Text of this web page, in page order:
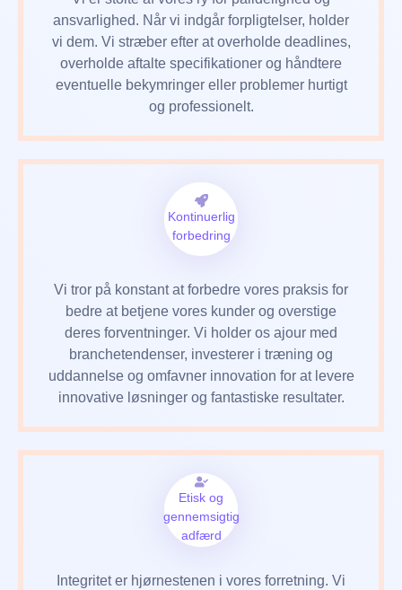
ansvarlighed. Når vi indgår forpligtelser, holder
vi dem. Vi stræber efter at overholde deadlines,
overholde aftalte specifikationer og håndtere
eventuelle bekymringer eller problemer hurtigt
og professionelt.
Kontinuerlig
forbedring
Vi tror på konstant at forbedre vores praksis for
bedre at betjene vores kunder og overstige
deres forventninger. Vi holder os ajour med
branchetendenser, investerer i træning og
uddannelse og omfavner innovation for at levere
innovative løsninger og fantastiske resultater.
Etisk og
gennemsigtig
adfærd
Integritet er hjørnestenen i vores forretning. Vi